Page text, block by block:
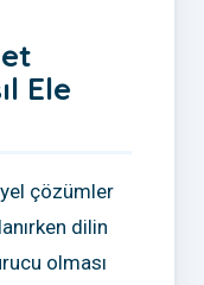
Ele
çözümler
dilin
olması